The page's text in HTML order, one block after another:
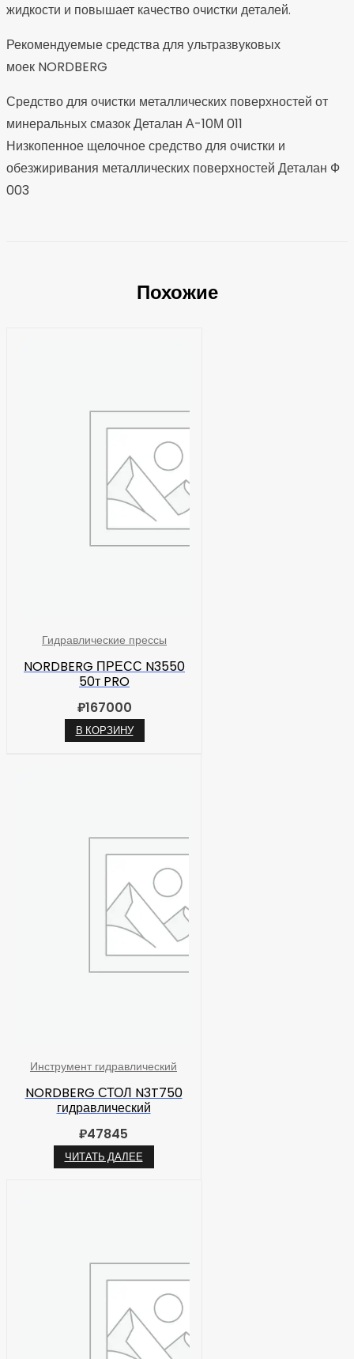
жидкости и повышает качество очистки деталей.
Рекомендуемые средства для ультразвуковых
моек NORDBERG
Средство для очистки металлических поверхностей от
минеральных смазок Деталан А-10М 011
Низкопенное щелочное средство для очистки и
обезжиривания металлических поверхностей Деталан Ф
003
Похожие
Гидравлические прессы
NORDBERG ПРЕСС N3550
50т PRO
₽167000
В КОРЗИНУ
Инструмент гидравлический
NORDBERG СТОЛ N3T750
гидравлический
₽47845
ЧИТАТЬ ДАЛЕЕ